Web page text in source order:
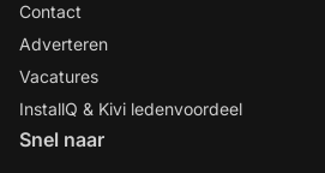
Contact
Adverteren
Vacatures
InstallQ & Kivi ledenvoordeel
Snel naar